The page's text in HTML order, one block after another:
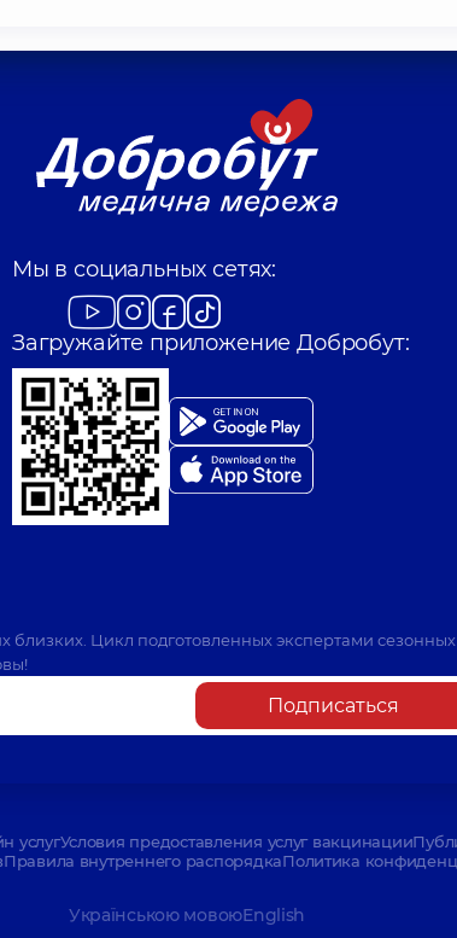
Мы в социальных сетях:
Загружайте приложение Добробут:
Цикл подготовленных экспертами сезонных
Подписаться
услугУсловия предоставления услуг вакцинации
Правила внутреннего распорядкаПолитика
Українською мовоюEnglish